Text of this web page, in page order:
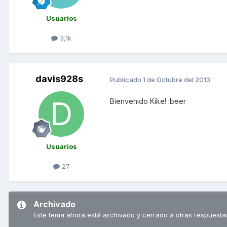
Usuarios
3,1k
davis928s
Usuarios
27
Publicado 1 de Octubre del 2013
Bienvenido Kike! :beer
Archivado
Este tema ahora está archivado y cerrado a otras